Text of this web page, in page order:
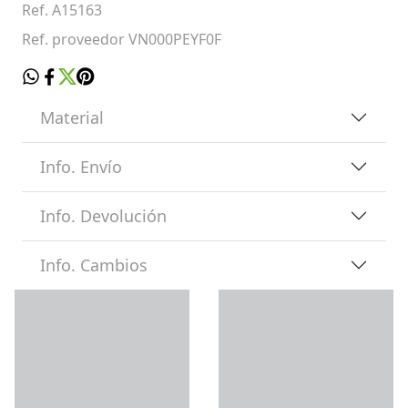
Ref. A15163
Ref. proveedor VN000PEYF0F
Material
Info. Envío
Info. Devolución
Info. Cambios